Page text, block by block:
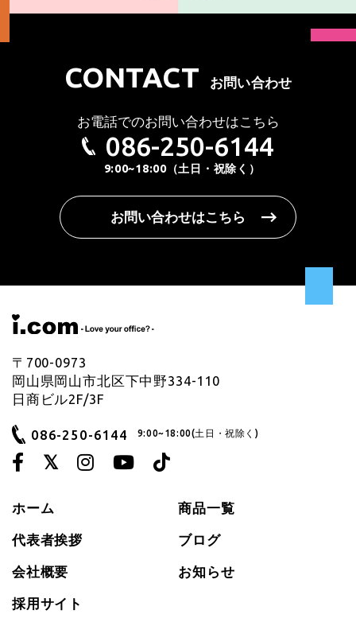
CONTACT お問い合わせ
お電話でのお問い合わせはこちら
086-250-6144
9:00~18:00（土日・祝除く）
お問い合わせはこちら
〒700-0973
岡山県岡山市北区下中野334-110
日商ビル2F/3F
086-250-6144 9:00~18:00(土日・祝除く)
ホーム
代表者挨拶
会社概要
商品一覧
ブログ
お知らせ
採用サイト